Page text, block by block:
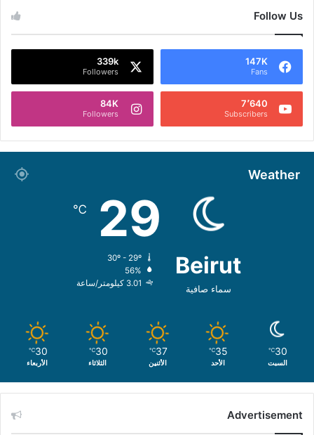
Follow Us
147K
Fans
339k
Followers
7٬640
Subscribers
84K
Followers
Weather
Beirut
سماء صافية
29
℃
56%
3.01 كيلومتر/ساعة
30
℃
السبت
35
℃
الأحد
37
℃
الأثنين
30
℃
الثلاثاء
30
℃
الأربعاء
Advertisement